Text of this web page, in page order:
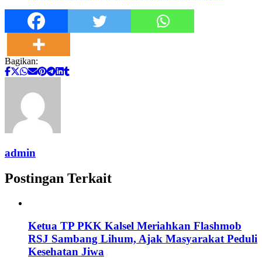
Bagikan:
admin
Postingan Terkait
Ketua TP PKK Kalsel Meriahkan Flashmob
RSJ Sambang Lihum, Ajak Masyarakat Peduli
Kesehatan Jiwa